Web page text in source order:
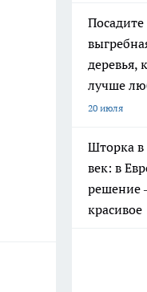
деревья,
лучше
20 июля
Шторка
век: в
решение
красивое